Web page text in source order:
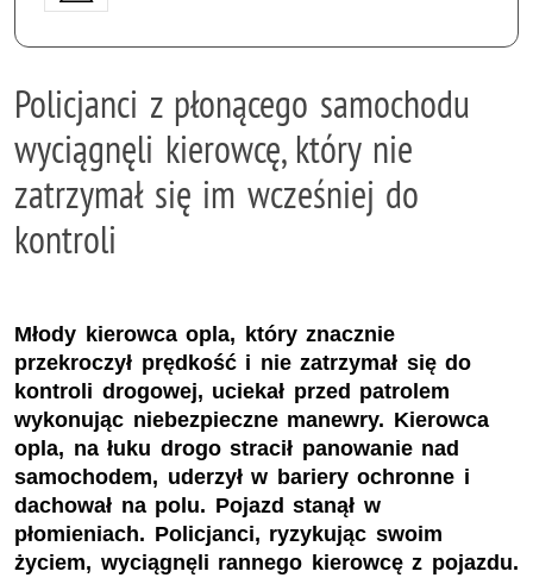
Policjanci z płonącego samochodu
wyciągnęli kierowcę, który nie
zatrzymał się im wcześniej do
kontroli
Młody kierowca opla, który znacznie
przekroczył prędkość i nie zatrzymał się do
kontroli drogowej, uciekał przed patrolem
wykonując niebezpieczne manewry. Kierowca
opla, na łuku drogo stracił panowanie nad
samochodem, uderzył w bariery ochronne i
dachował na polu. Pojazd stanął w
płomieniach. Policjanci, ryzykując swoim
życiem, wyciągnęli rannego kierowcę z pojazdu.